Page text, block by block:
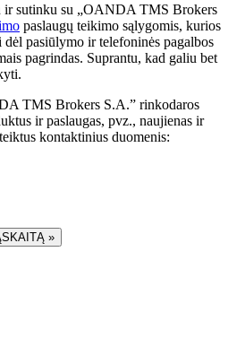
ir sutinku su „OANDA TMS Brokers
paslaugų teikimo sąlygomis, kurios
pasiūlymo ir telefoninės pagalbos
pagrindas. Suprantu, kad galiu bet
TMS Brokers S.A.” rinkodaros
ir paslaugas, pvz., naujienas ir
kontaktinius duomenis:
»